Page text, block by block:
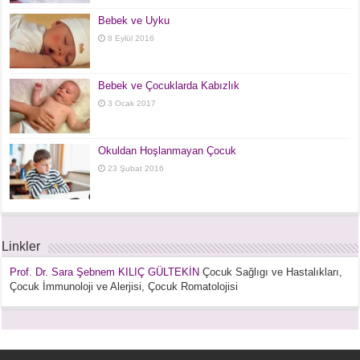
Bebek ve Uyku
8 Eylül 2016
Bebek ve Çocuklarda Kabızlık
3 Ocak 2017
Okuldan Hoşlanmayan Çocuk
23 Şubat 2016
Linkler
Prof. Dr. Sara Şebnem KILIÇ GÜLTEKİN Çocuk Sağlıgı ve Hastalıkları,
Çocuk İmmunoloji ve Alerjisi, Çocuk Romatolojisi